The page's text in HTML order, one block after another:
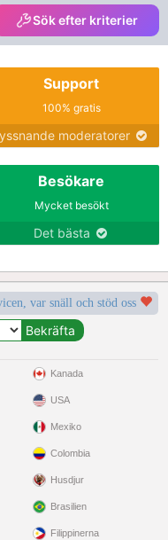
Sök efter kriterier
Support
100% gratis
moderatorer
Besökare
Mycket besökt
Det bästa
var snäll och stöd oss
Kanada
USA
Mexiko
Colombia
Husdjur
Brasilien
Filippinerna